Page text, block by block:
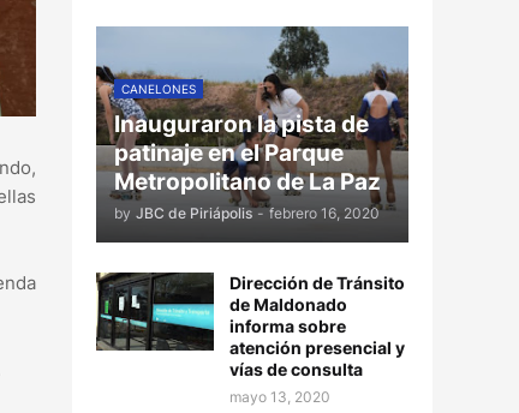
CANELONES
Inauguraron la pista de
patinaje en el Parque
Metropolitano de La Paz
by JBC de Piriápolis - febrero 16, 2020
Dirección de Tránsito
de Maldonado
informa sobre
atención presencial y
vías de consulta
mayo 13, 2020